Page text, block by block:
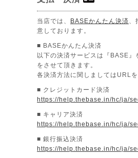
当店では、 BASEかんたん決済
意しております。
■ BASEかんたん決済
以下の決済サービスは『BASE』
をさせて頂きます。
各決済方法に関しましてはURL
■ クレジットカード決済
https://help.thebase.in/hc/ja/
■ キャリア決済
https://help.thebase.in/hc/ja/
■ 銀行振込決済
https://help.thebase.in/hc/ja/